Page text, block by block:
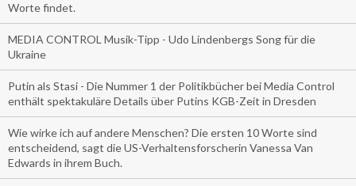
Worte findet.
MEDIA CONTROL Musik-Tipp - Udo Lindenbergs Song für die
Ukraine
Putin als Stasi - Die Nummer 1 der Politikbücher bei Media Control
enthält spektakuläre Details über Putins KGB-Zeit in Dresden
Wie wirke ich auf andere Menschen? Die ersten 10 Worte sind
entscheidend, sagt die US-Verhaltensforscherin Vanessa Van
Edwards in ihrem Buch.